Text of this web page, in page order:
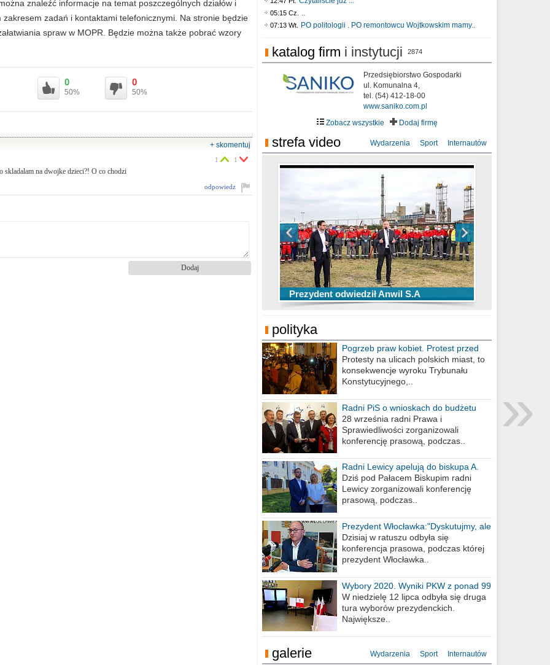
znaleźć informacje na temat poszczególnych działów i
zakresem zadań i kontaktami telefonicznymi. Na stronie będzie
spraw w MOPR. Będzie można także pobrać wzory
0
50%
0
50%
+ skomentuj
skladalam na dwojke dzieci?! O co chodzi
1 1
odpowiedz
05:15 Cz. ..
07:13 Wt. PO politologii . PO remontowcu Wojtkowskim mamy..
katalog firm i instytucji 2874
Przedsiębiorstwo Gospodarki
ul. Komunalna 4,
tel. (54) 412-18-00
www.saniko.com.pl
Zobacz wszystkie
Dodaj firmę
strefa video Wydarzenia Sport Internautów
Prezydent odwiedził Anwil S.A
TOP 10 przechwytów Anwilu Włocławek
w EBL w sezonie 2019/2020
TOP 5 rzutów Anwilu Włocławek w BCL
w sezonie 2019/2020
Ni To Ponk - W oczach mamy strach
sixf33t .Last Year DRONE FOOTAGE
Włocławek
XXIII Sesja Rady Miasta Włocławek VIII
kadencji w dniu 09.06.2020 r.
polityka
Pogrzeb praw kobiet. Protest przed
biurem poselskim PiS
Protesty na ulicach polskich miast, to
konsekwencje wyroku Trybunału
Konstytucyjnego,..
Radni PiS o wnioskach do budżetu
miasta na 2021 rok
28 września radni Prawa i
Sprawiedliwości zorganizowali
konferencję prasową, podczas..
Radni Lewicy apelują do biskupa A.
Wiesława Meringa
Dziś pod Pałacem Biskupim radni
Lewicy zorganizowali konferencję
prasową, podczas..
Prezydent Włocławka:"Dyskutujmy, ale
nie obrażajmy się”
Dzisiaj w ratuszu odbyła się
konferencja prasowa, podczas której
prezydent Włocławka..
Wybory 2020. Wyniki PKW z ponad 99
procent obwodów
W niedzielę 12 lipca odbyła się druga
tura wyborów prezydenckich.
Największe..
galerie Wydarzenia Sport Internautów
»